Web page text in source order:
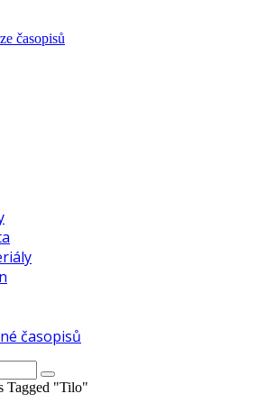
časopisů
časopisů
Tagged "Tilo"